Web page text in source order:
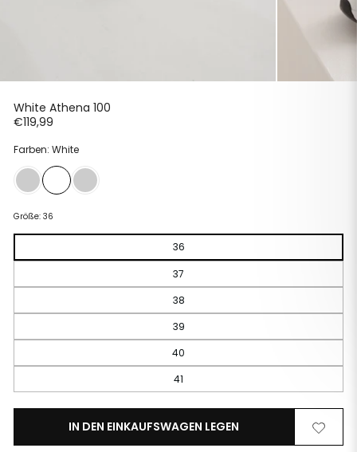
White Athena 100
€119,99
Farben: White
Größe: 36
36
37
38
39
40
41
IN DEN EINKAUFSWAGEN LEGEN
Zur
Von
der